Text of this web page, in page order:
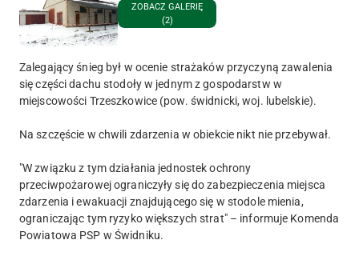
ZOBACZ GALERIĘ
(2)
Zalegający śnieg był w ocenie strażaków przyczyną zawalenia
się części dachu stodoły w jednym z gospodarstw w
miejscowości Trzeszkowice (pow. świdnicki, woj. lubelskie).
Na szczęście w chwili zdarzenia w obiekcie nikt nie przebywał.
"W związku z tym działania jednostek ochrony
przeciwpożarowej ograniczyły się do zabezpieczenia miejsca
zdarzenia i ewakuacji znajdującego się w stodole mienia,
ograniczając tym ryzyko większych strat" – informuje Komenda
Powiatowa PSP w Świdniku.